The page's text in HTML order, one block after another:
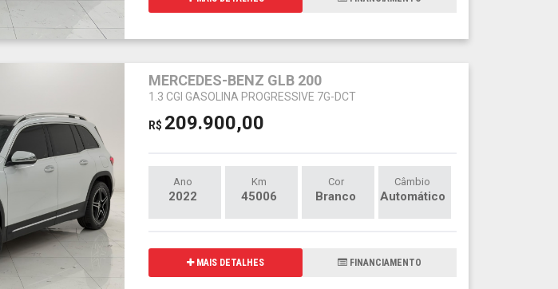
MERCEDES-BENZ GLB 200
1.3 CGI GASOLINA PROGRESSIVE 7G-DCT
R$ 209.900,00
Ano
2022
Km
45006
Cor
Branco
Câmbio
Automático
MAIS DETALHES FINANCIAMENTO